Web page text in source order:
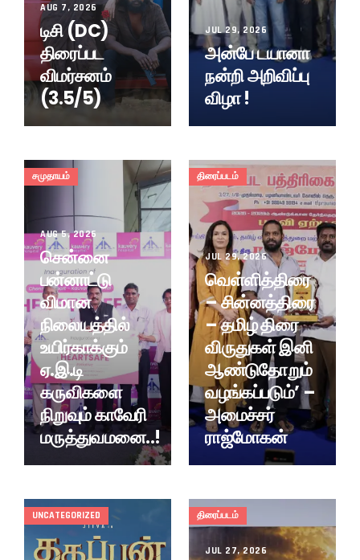
AUG 7, 2026
டிசி (DC)
திரைப்பட
விமர்சனம்
(3.5/5)
சமுதாயம்
AUG 5, 2026
சென்னை
பன்னாட்டு
விமான
நிலையத்தில்
உயிர்காக்கும்
ஏ.இ.டி
கருவிகளை
நிறுவும் காவேரி
மருத்துவமனை..!
UNCATEGORIZED
JUL 29, 2026
அன்பே டயானா
நன்றி அறிவிப்பு
விழா !
திரைப்படம்
JUL 29, 2026
வெள்ளித்திரை
– சின்னத்திரை
– தமிழ் திரை
விருதுகள் இனி
ஆண்டுதோறும்
வழங்கப்படும்’ –
அமைச்சர்
ராஜ்மோகன்
திரைப்படம்
JUL 27, 2026